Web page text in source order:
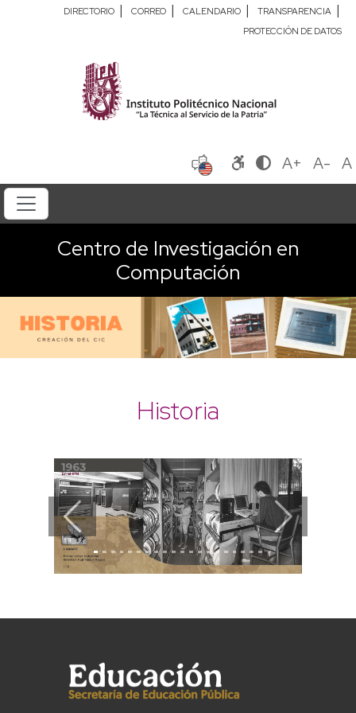
DIRECTORIO | CORREO | CALENDARIO | TRANSPARENCIA |
PROTECCIÓN DE DATOS
A+ A- A
Centro de Investigación en
Computación
Historia
Previous Next